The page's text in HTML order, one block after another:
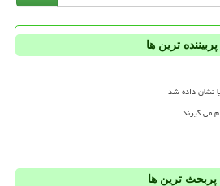
پربیننده ترین ها
نشان داده شد
می گیرند
پربحث ترین ها